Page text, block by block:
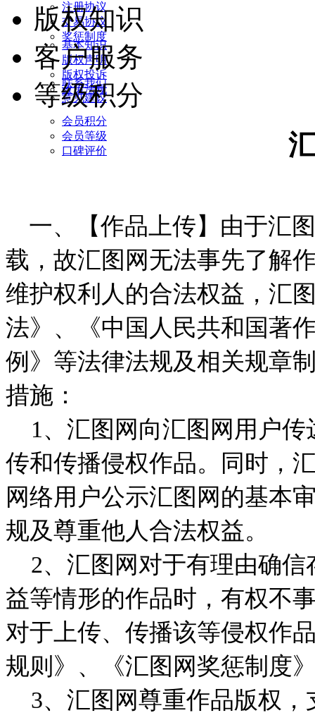
注册协议
交易协议
奖惩制度
版权知识
基本知识
版权声明
版权投诉
政策法规
客户服务
联系我们
意见建议
等级积分
会员积分
会员等级
口碑评价
一、【作品上传】由于汇
载，故汇图网无法事先了解
维护权利人的合法权益，汇
法》、《中国人民共和国著
例》等法律法规及相关规章
措施：
1、汇图网向汇图网用户传
传和传播侵权作品。同时，
网络用户公示汇图网的基本
规及尊重他人合法权益。
2、汇图网对于有理由确信
益等情形的作品时，有权不
对于上传、传播该等侵权作
规则》、《汇图网奖惩制度
3、汇图网尊重作品版权，